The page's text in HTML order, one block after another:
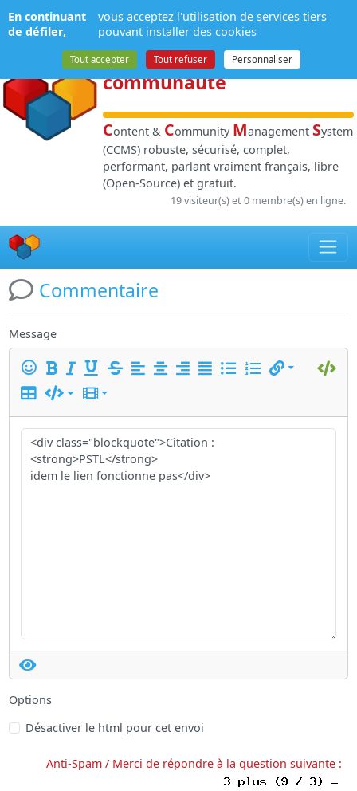
NPDS:Gestion de
contenuet de
communauté
Content & Community Management System
(CCMS) robuste, sécurisé, complet,
performant, parlant vraiment français, libre
(Open-Source) et gratuit.
19 visiteur(s) et 0 membre(s) en ligne.
Commentaire
Message
Options
Désactiver le html pour cet envoi
Anti-Spam / Merci de répondre à la question suivante :
Panneau de gestion des cookies
En continuant
de défiler,
vous acceptez l'utilisation de services tiers
pouvant installer des cookies
Tout accepter Tout refuser Personnaliser